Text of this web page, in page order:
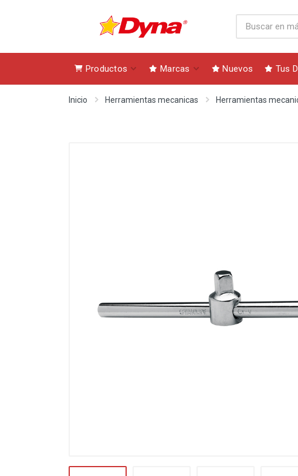
Productos Marcas Nuevos Tus
Inicio Herramientas mecanicas Herramientas